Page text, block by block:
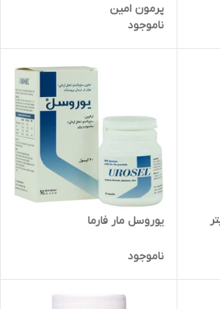
پرمون امین
ناموجود
لیتر
یوروسل مار فارما
ناموجود